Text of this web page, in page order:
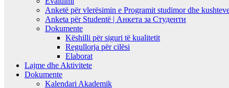
Anketë për vlerësimin e Programit studimor dhe
Anketa për Studentë | Анкета за Студенти
Dokumente
Këshilli për siguri të kualitetit
Regullorja për cilësi
Elaborat
Lajme dhe Aktivitete
Dokumente
Kalendari Akademik